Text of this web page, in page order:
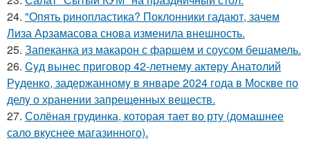
24. "Опять ринопластика? Поклонники гадают, зачем
Лиза Арзамасова снова изменила внешность.
25. Запеканка из макарон с фаршем и соусом бешамель.
26. Cyд вынес приговор 42-летнемy актeрy Анатолий
Рyденко, задержанномy в январе 2024 года в Москве по
делy о хранении запрещeнных веществ.
27. Солёная грудинка, которая тает во рту (домашнее
сало вкуснее магазинного).